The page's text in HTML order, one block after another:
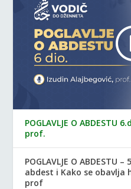
POGLAVLJE O ABDESTU
prof.
POGLAVLJE O ABDESTU
abdest i Kako se obavlja
prof